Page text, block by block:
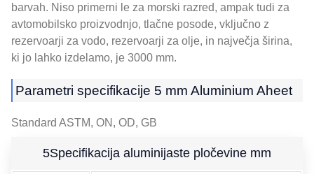
barvah. Niso primerni le za morski razred, ampak tudi za
avtomobilsko proizvodnjo, tlačne posode, vključno z
rezervoarji za vodo, rezervoarji za olje, in največja širina,
ki jo lahko izdelamo, je 3000 mm.
Parametri specifikacije 5 mm Aluminium Aheet
Standard ASTM, ON, OD, GB
5Specifikacija aluminijaste pločevine mm